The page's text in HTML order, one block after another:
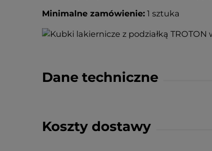
Minimalne zamówienie: 1 sztuka
Dane techniczne
Koszty dostawy